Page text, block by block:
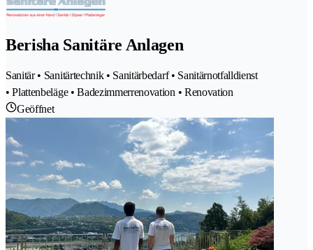
Berisha Sanitäre Anlagen
Sanitär • Sanitärtechnik • Sanitärbedarf • Sanitärnotfalldienst
• Plattenbeläge • Badezimmerrenovation • Renovation
Geöffnet